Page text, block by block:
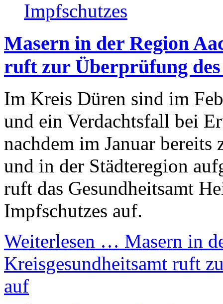
Masern in der Region
ruft zur Überprüfung
Im Kreis Düren sind im
und ein Verdachtsfall bei
nachdem im Januar
und in der Städteregion
ruft das Gesundheitsamt
Impfschutzes auf.
Weiterlesen … Masern in
Kreisgesundheitsamt ruft
auf